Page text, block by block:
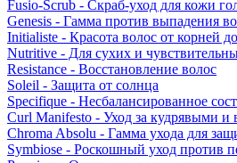
Fusio-Scrub - Скраб-уход для кожи
Genesis - Гамма против выпадения
Initialiste - Красота волос от корней
Nutritive - Для сухих и
Resistance - Восстановление волос
Soleil - Защита от солнца
Specifique - Несбалансированное
Curl Manifesto - Уход за кудрявыми
Chroma Absolu - Гамма ухода для
Symbiose - Роскошный уход против